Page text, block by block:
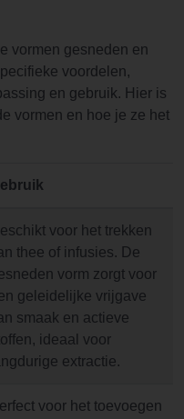
vormen gesneden en
voordelen,
en gebruik. Hier is
vormen en hoe je ze het
voor het trekken
thee of infusies. De
vorm zorgt voor
geleidelijke vrijgave
smaak en actieve
ideaal voor
extractie.
voor het toevoegen